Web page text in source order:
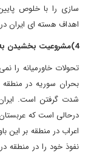
سازی را با خلوص
اهداف هسته ای ایران
4)مشروعیت بخشیدن به نقش محوری ایران در خاورمیانه
تحولات خاورمیانه را
بحران سوریه در منطقه
شدت گرفتن است.
درحالی است که
اعراب در منطقه بر این
نفوذ خود را در منطقه